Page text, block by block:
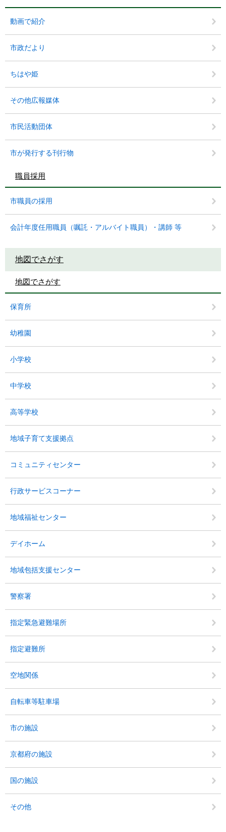
動画で紹介
市政だより
ちはや姫
その他広報媒体
市民活動団体
市が発行する刊行物
職員採用
市職員の採用
会計年度任用職員（嘱託・アルバイト職員）・講師 等
地図でさがす
地図でさがす
保育所
幼稚園
小学校
中学校
高等学校
地域子育て支援拠点
コミュニティセンター
行政サービスコーナー
地域福祉センター
デイホーム
地域包括支援センター
警察署
指定緊急避難場所
指定避難所
空地関係
自転車等駐車場
市の施設
京都府の施設
国の施設
その他